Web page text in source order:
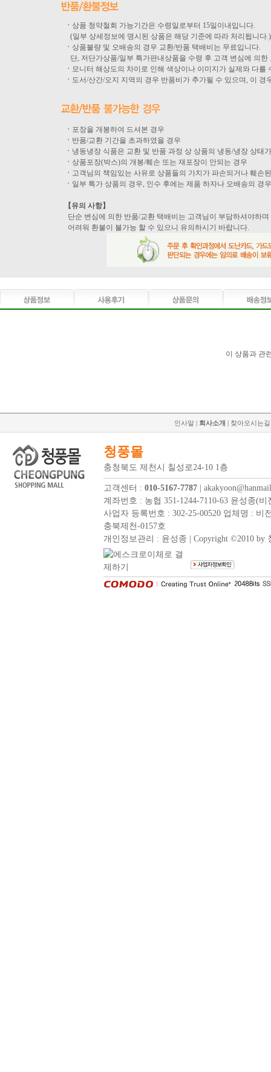
ㆍ 상품 청약철회 가능기간은 수령일로부터 15일이내입니다.
(일부 상세정보에 명시된 상품은 해당 기준에 따라 처리됩니다.)
ㆍ 상품불량 및 오배송의 경우 교환/반품 택배비는 무료입니다.
단, 저단가상품/일부 특가판내상품을 수령 후 고객 변심에 의
ㆍ 모니터 해상도의 차이로 인해 색상이나 이미지가 실제와 다
ㆍ 도서/산간/오지 지역의 경우 반품비가 추가될 수 있으며, 이
ㆍ 포장을 개봉하여 드셔본 경우
ㆍ 반품/교환 기간을 초과하였을 경우
ㆍ 냉동냉장 식품은 교환 및 반품 과정 상 상품의 냉동/냉장 상태
ㆍ 상품포장(박스)의 개봉/훼손 또는 재포장이 안되는 경우
ㆍ 고객님의 책임있는 사유로 상품들의 가치가 파손되거나 훼손
ㆍ 일부 특가 상품의 경우, 인수 후에는 제품 하자나 오배송의 경
【유의 사항】
단순 변심에 의한 반품/교환 택배비는 고객님이 부담하셔야하
어려워 환불이 불가능 할 수 있으니 유의하시기 바랍니다.
이 상품과 관
인사말 | 회사소개 | 찾아오시는길
청풍몰
충청북도 제천시 칠성로24-10 1층
고객센터 : 010-5167-7787 |
계좌번호 : 농협 351-1244-7110-63 윤성종(
사업자 등록번호 : 302-25-00520 업체명 : 비
충북제천-0157호
개인정보관리 : 윤성종 | Copyright ©2010 by